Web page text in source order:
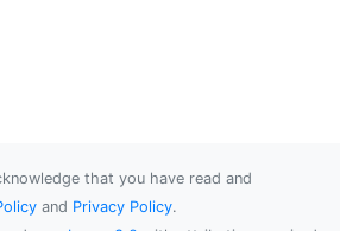
that you have read and
and Privacy Policy.